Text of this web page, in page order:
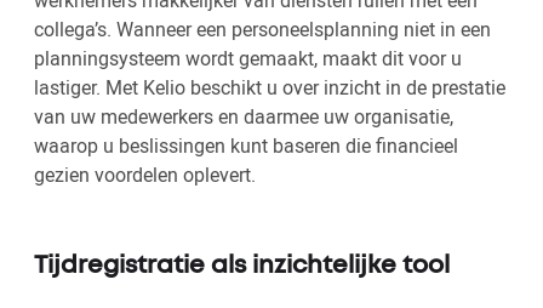
collega’s. Wanneer een personeelsplanning niet in een
planningsysteem wordt gemaakt, maakt dit voor u
lastiger. Met Kelio beschikt u over inzicht in de prestatie
van uw medewerkers en daarmee uw organisatie,
waarop u beslissingen kunt baseren die financieel
gezien voordelen oplevert.
Tijdregistratie als inzichtelijke tool